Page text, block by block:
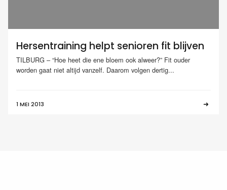
Hersentraining helpt senioren fit blijven
TILBURG – “Hoe heet die ene bloem ook alweer?” Fit ouder
worden gaat niet altijd vanzelf. Daarom volgen dertig...
1 MEI 2013